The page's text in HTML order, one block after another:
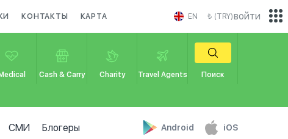
КОНТАКТЫ КАРТА EN ₺ (TRY)
Medical Cash & Carry Charity Travel Agents Поиск
СМИ Блогеры Android iOS
войти